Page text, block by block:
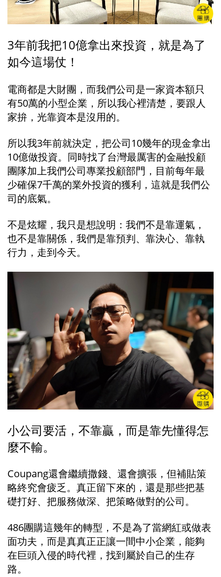
3年前我把10億拿出來投資，就是為了
如今這場仗！
電商都是大財團，而我們公司是一家資本額只
有50萬的小型企業，所以我心裡清楚，要跟人
家拚，光靠資本是沒用的。
所以我3年前就決定，把公司10幾年的現金拿出
10億做投資。同時找了台灣最厲害的金融投顧
團隊加上我們公司專業投顧部門，目前每年最
少確保7千萬的業外投資的獲利，這就是我們公
司的底氣。
不是炫耀，我只是想說明：我們不是靠運氣，
也不是靠關係，我們是靠預判、靠決心、靠執
行力，走到今天。
小公司要活，不靠贏，而是靠先懂得怎
麼不輸。
Coupang還會繼續撒錢、還會擴張，但補貼策
略終究會疲乏。真正留下來的，還是那些把基
礎打好、把服務做深、把策略做對的公司。
486團購這幾年的轉型，不是為了當網紅或做表
面功夫，而是真真正正讓一間中小企業，能夠
在巨頭入侵的時代裡，找到屬於自己的生存
路。